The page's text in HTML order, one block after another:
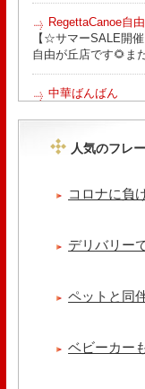
RegettaCanoe自
【☆サマーSALE開
自由が丘店です🌻ま
中華ばんばん
ッコラサラダをそえ
【 よもぎ蒸しやリ
人気のフレ
コロナに負
デリバリー
ペットと同
ベビーカー